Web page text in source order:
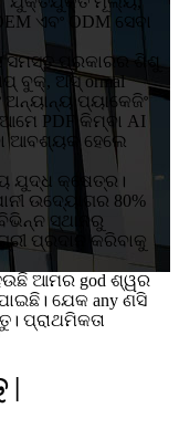
ଏବଂ ODM ସେବା
ସମସ୍ତ ପ୍ରକାରର ଶିଶୁ
ବୁକ୍, ଅସ୍ ormal
ଅନ୍ୟାନ୍ୟ ପ୍ୟାକେଜିଂ
PDF କିମ୍ବା AI
ଆବଶ୍ୟକ ହେଲେ
ଯୁଦ୍ଧ କ୍ଷେତ୍ର।
ଉଦ୍ୟୋଗର 80%
ସ୍ଥାନରୁ
ପ୍ରଦାନ କରିବାକୁ
ଆମର god ଶ୍ୱର
ଯେକ any ଣସି
ପ୍ରାଥମିକତା
|